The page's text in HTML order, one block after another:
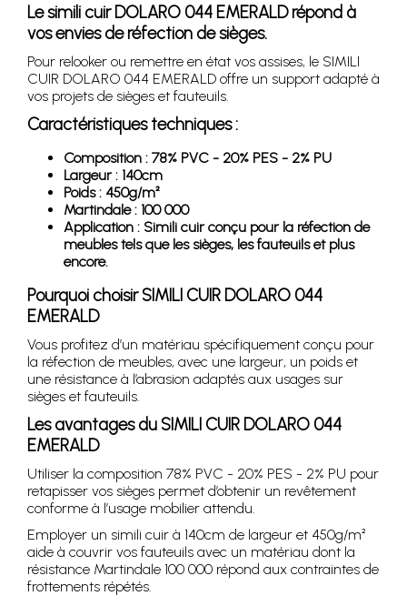
Le simili cuir DOLARO 044 EMERALD répond à
vos envies de réfection de sièges.
Pour relooker ou remettre en état vos assises, le SIMILI
CUIR DOLARO 044 EMERALD offre un support adapté à
vos projets de sièges et fauteuils.
Caractéristiques techniques :
Composition : 78% PVC - 20% PES - 2% PU
Largeur : 140cm
Poids : 450g/m²
Martindale : 100 000
Application : Simili cuir conçu pour la réfection de
meubles tels que les sièges, les fauteuils et plus
encore.
Pourquoi choisir SIMILI CUIR DOLARO 044
EMERALD
Vous profitez d’un matériau spécifiquement conçu pour
la réfection de meubles, avec une largeur, un poids et
une résistance à l’abrasion adaptés aux usages sur
sièges et fauteuils.
Les avantages du SIMILI CUIR DOLARO 044
EMERALD
Utiliser la composition 78% PVC - 20% PES - 2% PU pour
retapisser vos sièges permet d’obtenir un revêtement
conforme à l’usage mobilier attendu.
Employer un simili cuir à 140cm de largeur et 450g/m²
aide à couvrir vos fauteuils avec un matériau dont la
résistance Martindale 100 000 répond aux contraintes de
frottements répétés.